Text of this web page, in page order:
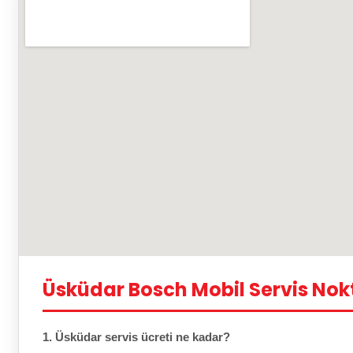
Üsküdar Bosch Mobil Servis
1. Üsküdar servis ücreti ne kadar?